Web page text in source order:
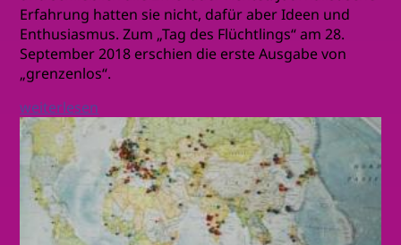
Erfahrung hatten sie nicht, dafür aber Ideen und
Enthusiasmus. Zum „Tag des Flüchtlings“ am 28.
September 2018 erschien die erste Ausgabe von
„grenzenlos“.
weiterlesen